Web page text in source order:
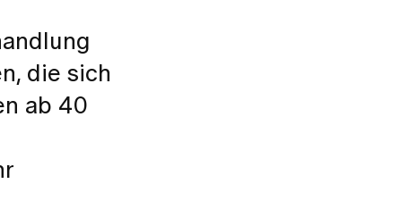
die sich
ab 40